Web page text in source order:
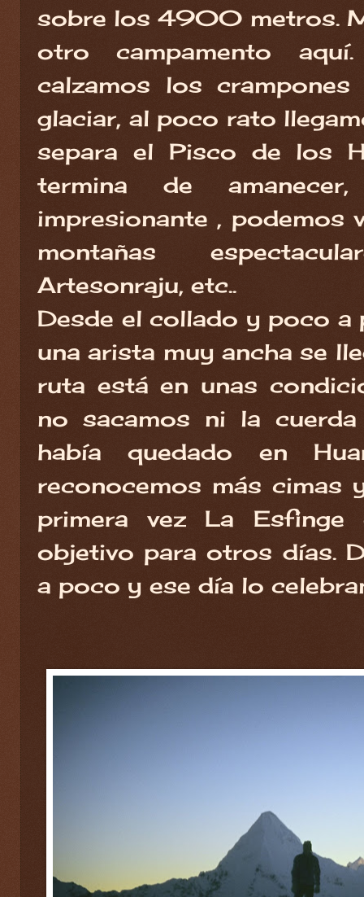
sobre los 4900 metros.
otro campamento
calzamos los
glaciar, al poco rato
separa el Pisco de los
termina de
impresionante , podemos
montañas
Artesonraju, etc..
Desde el collado y poco
una arista muy ancha se
ruta está en unas
no sacamos ni la
había quedado en
reconocemos más cimas
primera vez La Esfinge
objetivo para otros días.
a poco y ese día lo